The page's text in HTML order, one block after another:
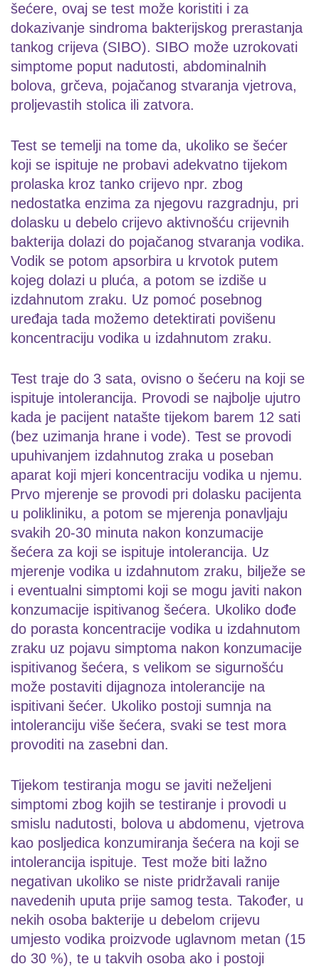
šećere, ovaj se test može koristiti i za
dokazivanje sindroma bakterijskog prerastanja
tankog crijeva (SIBO). SIBO može uzrokovati
simptome poput nadutosti, abdominalnih
bolova, grčeva, pojačanog stvaranja vjetrova,
proljevastih stolica ili zatvora.
Test se temelji na tome da, ukoliko se šećer
koji se ispituje ne probavi adekvatno tijekom
prolaska kroz tanko crijevo npr. zbog
nedostatka enzima za njegovu razgradnju, pri
dolasku u debelo crijevo aktivnošću crijevnih
bakterija dolazi do pojačanog stvaranja vodika.
Vodik se potom apsorbira u krvotok putem
kojeg dolazi u pluća, a potom se izdiše u
izdahnutom zraku. Uz pomoć posebnog
uređaja tada možemo detektirati povišenu
koncentraciju vodika u izdahnutom zraku.
Test traje do 3 sata, ovisno o šećeru na koji se
ispituje intolerancija. Provodi se najbolje ujutro
kada je pacijent natašte tijekom barem 12 sati
(bez uzimanja hrane i vode). Test se provodi
upuhivanjem izdahnutog zraka u poseban
aparat koji mjeri koncentraciju vodika u njemu.
Prvo mjerenje se provodi pri dolasku pacijenta
u polikliniku, a potom se mjerenja ponavljaju
svakih 20-30 minuta nakon konzumacije
šećera za koji se ispituje intolerancija. Uz
mjerenje vodika u izdahnutom zraku, bilježe se
i eventualni simptomi koji se mogu javiti nakon
konzumacije ispitivanog šećera. Ukoliko dođe
do porasta koncentracije vodika u izdahnutom
zraku uz pojavu simptoma nakon konzumacije
ispitivanog šećera, s velikom se sigurnošću
može postaviti dijagnoza intolerancije na
ispitivani šećer. Ukoliko postoji sumnja na
intoleranciju više šećera, svaki se test mora
provoditi na zasebni dan.
Tijekom testiranja mogu se javiti neželjeni
simptomi zbog kojih se testiranje i provodi u
smislu nadutosti, bolova u abdomenu, vjetrova
kao posljedica konzumiranja šećera na koji se
intolerancija ispituje. Test može biti lažno
negativan ukoliko se niste pridržavali ranije
navedenih uputa prije samog testa. Također, u
nekih osoba bakterije u debelom crijevu
umjesto vodika proizvode uglavnom metan (15
do 30 %), te u takvih osoba ako i postoji